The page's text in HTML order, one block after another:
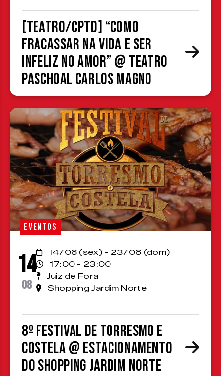
[TEATRO/CPTD] “Como
fracassar na vida e ser
infeliz no amor” @ Teatro
Paschoal Carlos Magno
EVENTOS
14
08
14/08 (sex) - 23/08 (dom)
17:00 - 23:00
Juiz de Fora
Shopping Jardim Norte
8º Festival de Torresmo e
Costela @ estacionamento
do Shopping Jardim Norte